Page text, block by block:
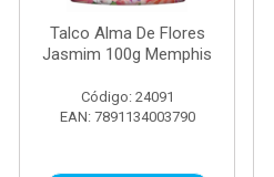
Talco Alma De Flores
Jasmim 100g Memphis
Código: 24091
EAN: 7891134003790